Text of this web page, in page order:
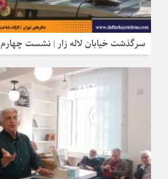
سرگذشت خیابان لاله‌ زار | نشست چهارم